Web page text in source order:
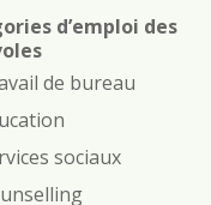
d’emploi des
de bureau
sociaux